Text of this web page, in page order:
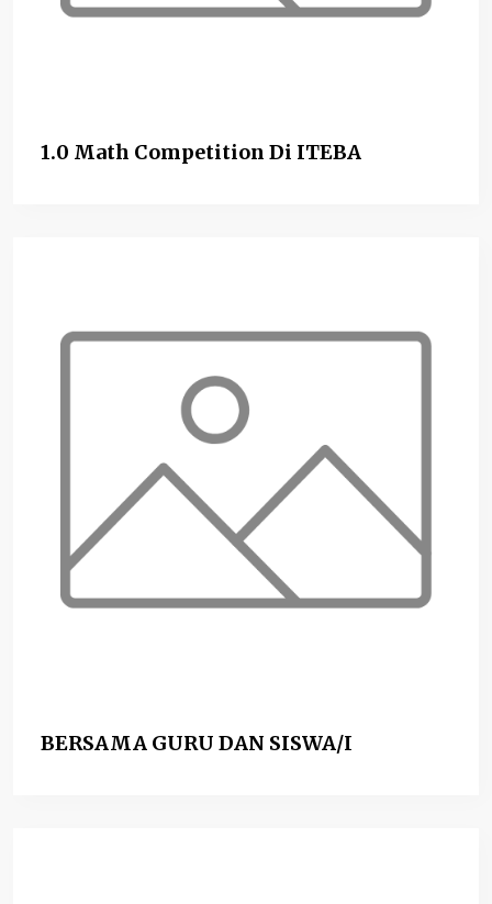
1.0 Math Competition Di ITEBA
BERSAMA GURU DAN SISWA/I